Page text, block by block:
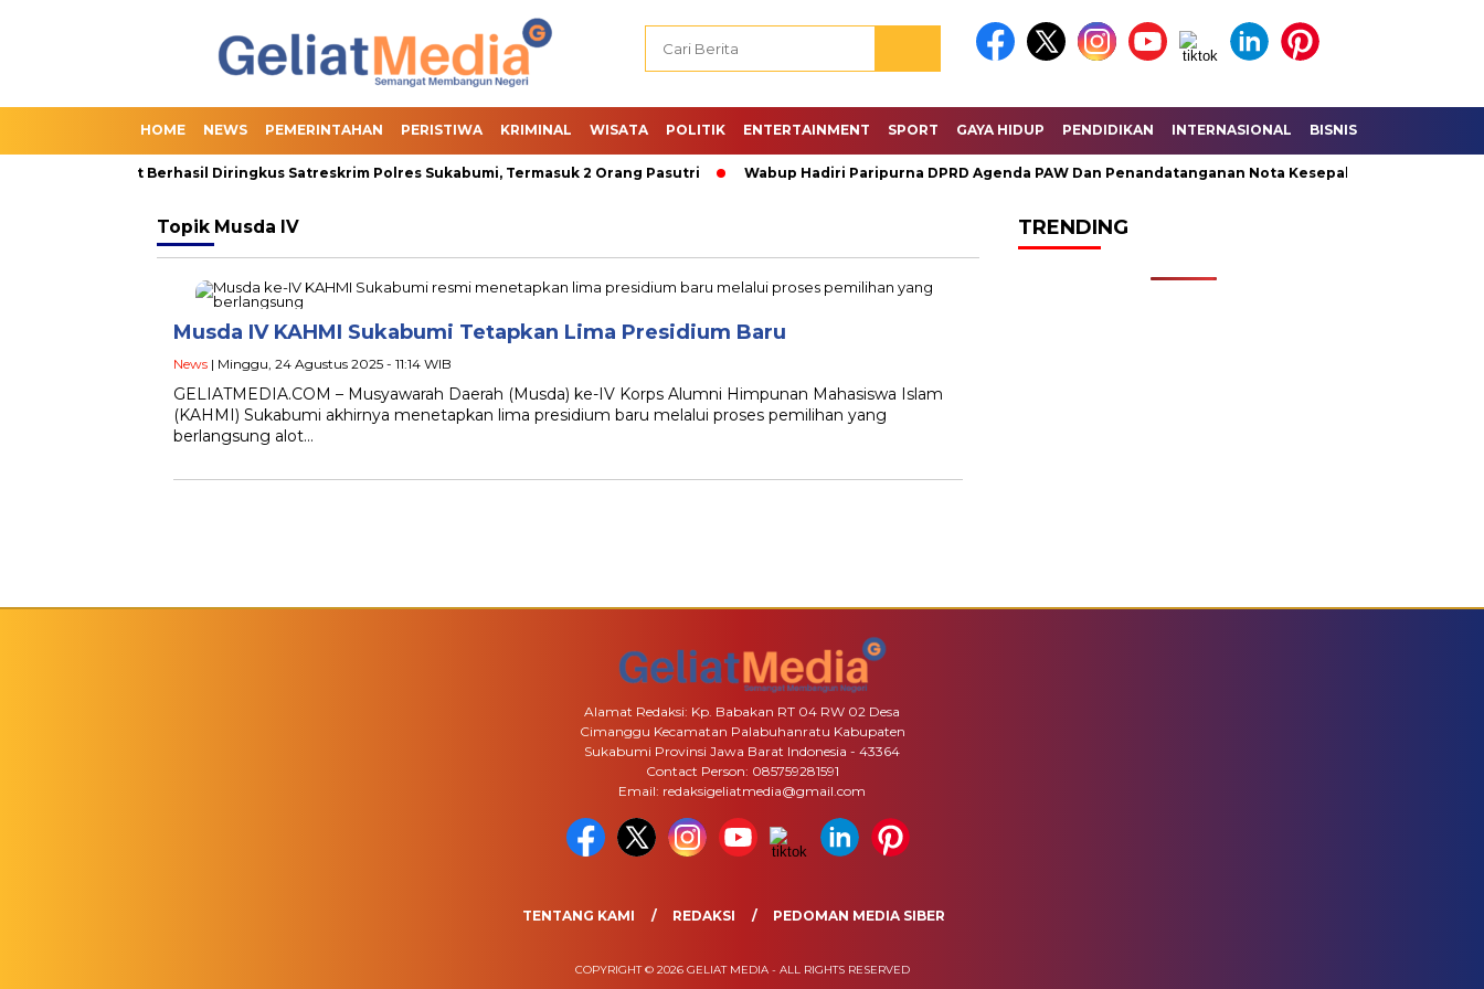
HOME NEWS PEMERINTAHAN PERISTIWA KRIMINAL WISATA POLITIK ENTERTAINMENT SPORT GAYA HIDUP PENDIDIKAN INTERNASIONAL BISNIS
Online Slot Berhasil Diringkus Satreskrim Polres Sukabumi, Termasuk 2 Orang Pasutri Wabup Hadiri Paripurna DPRD Agenda PAW Dan Penandatanganan Nota Kesepahaman KUA – PPAS
Topik Musda IV
Musda IV KAHMI Sukabumi Tetapkan Lima Presidium Baru
News | Minggu, 24 Agustus 2025 - 11:14 WIB
GELIATMEDIA.COM – Musyawarah Daerah (Musda) ke-IV Korps Alumni Himpunan Mahasiswa Islam
(KAHMI) Sukabumi akhirnya menetapkan lima presidium baru melalui proses pemilihan yang
berlangsung alot…
TRENDING
Alamat Redaksi: Kp. Babakan RT 04 RW 02 Desa
Cimanggu Kecamatan Palabuhanratu Kabupaten
Sukabumi Provinsi Jawa Barat Indonesia - 43364
Contact Person: 085759281591
Email: redaksigeliatmedia@gmail.com
TENTANG KAMI REDAKSI PEDOMAN MEDIA SIBER
COPYRIGHT © 2026 GELIAT MEDIA - ALL RIGHTS RESERVED